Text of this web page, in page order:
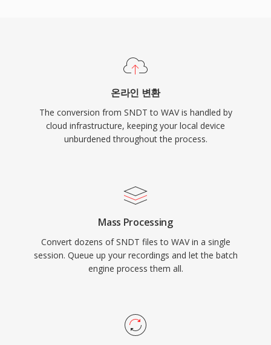
제한을 부과하지만, RF64가 이 한계를 없앱니다.
온라인 변환
The conversion from SNDT to WAV is handled by
cloud infrastructure, keeping your local device
unburdened throughout the process.
Mass Processing
Convert dozens of SNDT files to WAV in a single
session. Queue up your recordings and let the batch
engine process them all.